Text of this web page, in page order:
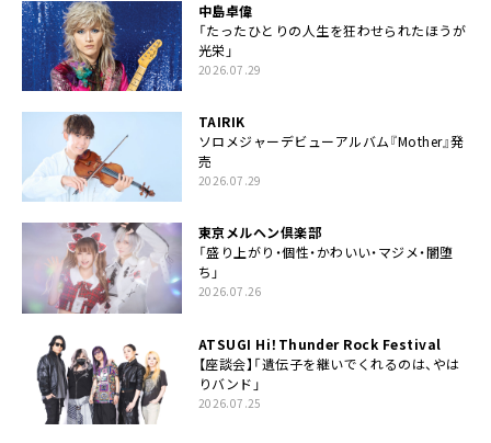
中島卓偉
「たったひとりの人生を狂わせられたほうが
光栄」
2026.07.29
TAIRIK
ソロメジャーデビューアルバム『Mother』発
売
2026.07.29
東京メルヘン倶楽部
「盛り上がり・個性・かわいい・マジメ・闇堕
ち」
2026.07.26
ATSUGI Hi！Thunder Rock Festival
【座談会】「遺伝子を継いでくれるのは、やは
りバンド」
2026.07.25